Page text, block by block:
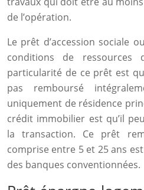
de l’opération.
Le prêt d’accession sociale
conditions de ressources
particularité de ce prêt est
pas remboursé
uniquement de résidence
crédit immobilier est qu’il
la transaction. Ce prêt
comprise entre 5 et 25 ans
des banques conventionnées.